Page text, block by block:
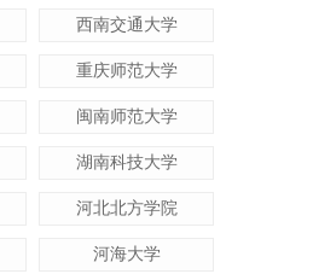
西南交通大学
重庆师范大学
闽南师范大学
湖南科技大学
河北北方学院
河海大学